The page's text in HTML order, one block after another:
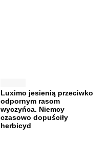
Luximo jesienią przeciwko
odpornym rasom
wyczyńca. Niemcy
czasowo dopuściły
herbicyd